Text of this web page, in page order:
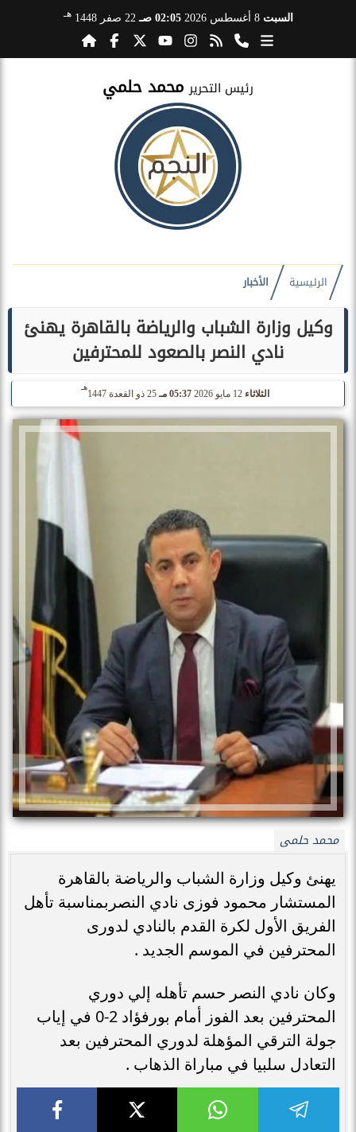
السبت 8 أغسطس 2026 02:05 صـ 22 صفر 1448 هـ
رئيس التحرير محمد حلمي
الرئيسية الأخبار
وكيل وزارة الشباب والرياضة بالقاهرة يهنئ
نادي النصر بالصعود للمحترفين
الثلاثاء 12 مايو 2026 05:37 مـ 25 ذو القعدة 1447
هـ
محمد حلمى
يهنئ وكيل وزارة الشباب والرياضة بالقاهرة
المستشار محمود فوزى نادي النصربمناسبة تأهل
الفريق الأول لكرة القدم بالنادي لدورى
المحترفين في الموسم الجديد .
وكان نادي النصر حسم تأهله إلي دوري
المحترفين بعد الفوز أمام بورفؤاد 2-0 في إياب
جولة الترقي المؤهلة لدوري المحترفين بعد
التعادل سلبيا في مباراة الذهاب .